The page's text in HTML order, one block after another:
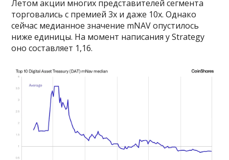
Летом акции многих представителей сегмента
торговались с премией 3х и даже 10х. Однако
сейчас медианное значение mNAV опустилось
ниже единицы. На момент написания у Strategy
оно составляет 1,16.